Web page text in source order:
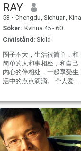
RAY
53 • Chengdu, Sichuan, Kina
Söker: Kvinna 45 - 60
Civilstånd: Skild
圈子不大，生活很简单，和
简单的人和事相处，和自己
内心的伴相处，一起享受生
活中的点点滴滴。 个人爱
明白很多道理，每个人都是
不同的，我不会要求我的另
一半成为我想要的模样，而
是多多的包容对方，理解对
方，没有人是完美的。你就